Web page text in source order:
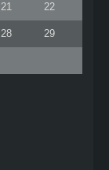
21 22
28 29